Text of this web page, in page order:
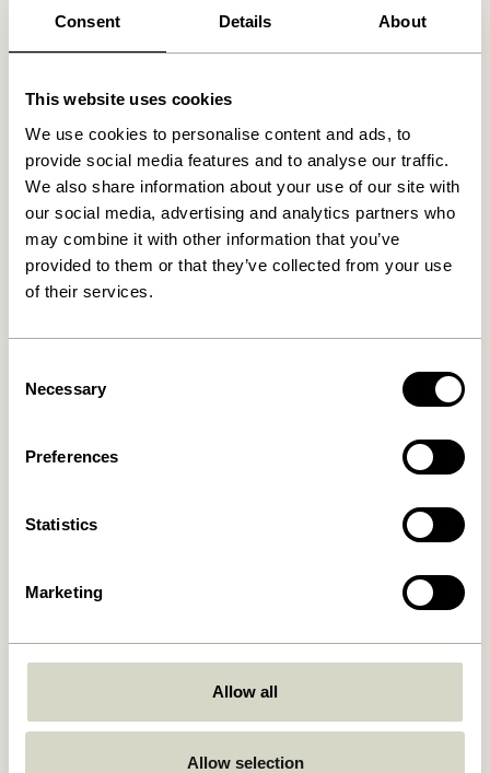
Consent Details About
This website uses cookies
We use cookies to personalise content and ads, to
provide social media features and to analyse our traffic.
We also share information about your use of our site with
our social media, advertising and analytics partners who
may combine it with other information that you’ve
provided to them or that they’ve collected from your use
of their services.
Selection
Necessary
Preferences
Statistics
Marketing
Allow all
Allow selection
Fri fragt over
Relaterede varer